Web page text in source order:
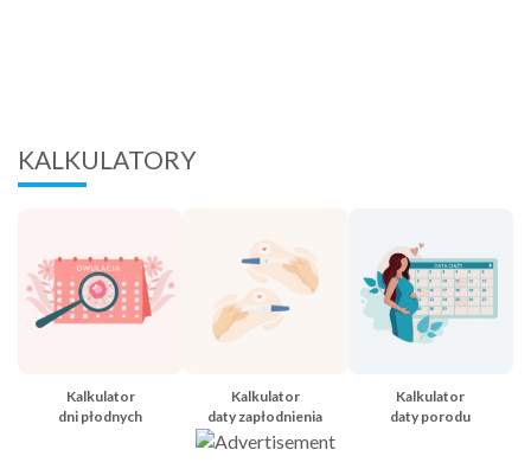
KALKULATORY
Kalkulator
dni płodnych
Kalkulator
daty zapłodnienia
Kalkulator
daty porodu